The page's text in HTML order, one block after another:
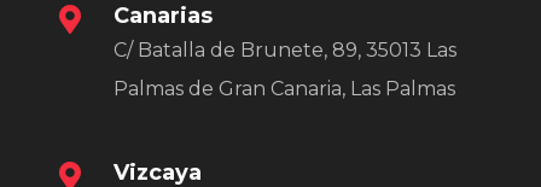
Canarias
C/ Batalla de Brunete, 89, 35013 Las
Palmas de Gran Canaria, Las Palmas
Vizcaya